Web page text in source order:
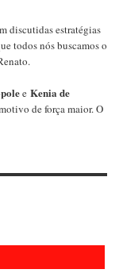
discutidas estratégias
todos nós buscamos o
e Kenia de
de força maior. O